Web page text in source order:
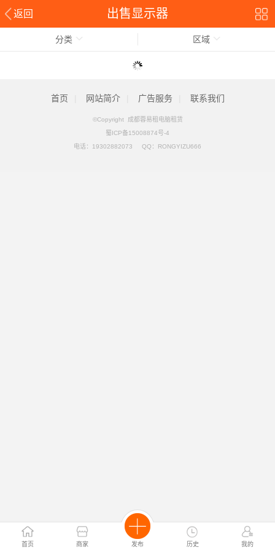
返回 出售显示器
首页 商家 发布 历史 我的
分类 区域
首页 网站简介 广告服务 联系我们
©Copyright 成都蓉易租电脑租赁
蜀ICP备15008874号-4
电话： 19302882073 QQ： RONGYIZU666